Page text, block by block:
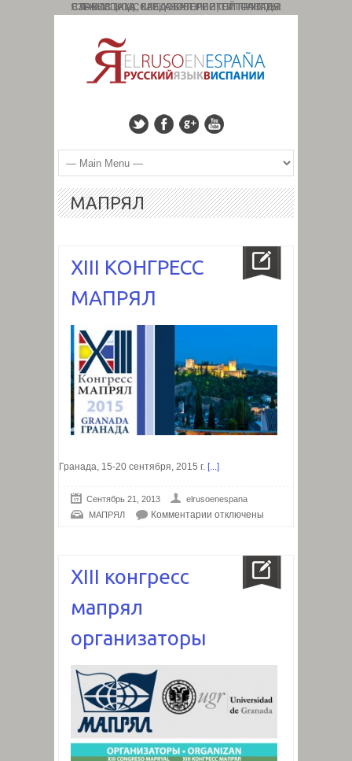
СТРАНИЦА ИССЛЕДОВАТЕЛЬСКОЙ ГРУППЫ: СЛАВИСТИКА, КАВКАЗОЛОГИЯ, ТИПОЛОГИЯ ЯЗЫКОВ. КОД : 827. УНИВЕРСИТЕТ ГРАНАДЫ
МАПРЯЛ
XIII КОНГРЕСС
МАПРЯЛ
Гранада, 15-20 сентября, 2015 г. [...]
Сентябрь 21, 2013
elrusoenespana
МАПРЯЛ
Комментарии отключены
XIII конгресс
мапрял
организаторы